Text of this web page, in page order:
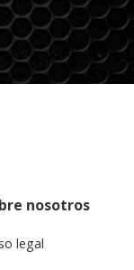
nosotros
legal